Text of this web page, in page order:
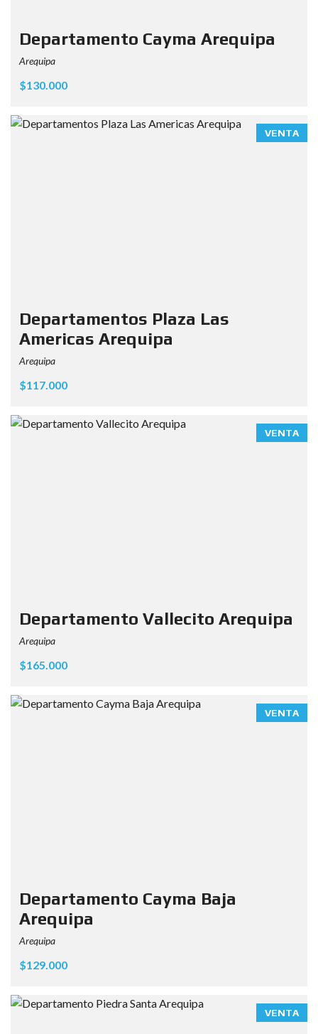
Departamento Cayma Arequipa
Arequipa
$130.000
VENTA
Departamentos Plaza Las
Americas Arequipa
Arequipa
$117.000
VENTA
Departamento Vallecito Arequipa
Arequipa
$165.000
VENTA
Departamento Cayma Baja
Arequipa
Arequipa
$129.000
VENTA